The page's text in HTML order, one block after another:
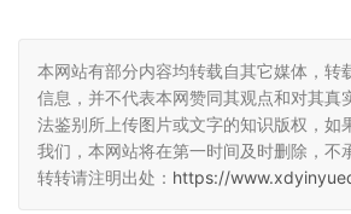
本网站有部分内容均转载自其它媒体，转
信息，并不代表本网赞同其观点和对其真
法鉴别所上传图片或文字的知识版权，如
我们，本网站将在第一时间及时删除，不
转转请注明出处： https://